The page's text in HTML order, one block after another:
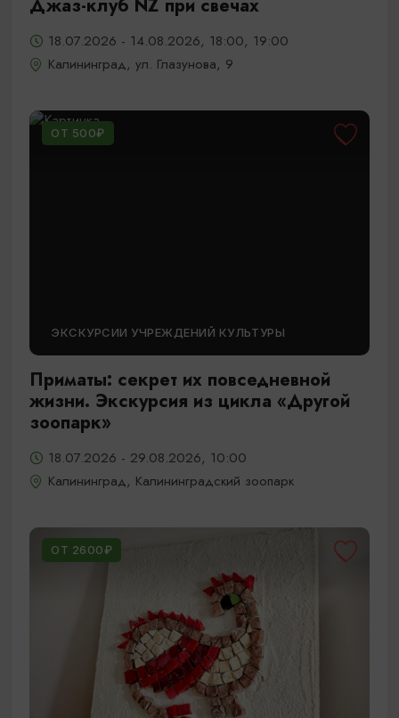
Джаз-клуб NZ при свечах
18.07.2026 - 14.08.2026, 18:00, 19:00
Калининград, ул. Глазунова, 9
ОТ 500₽
ЭКСКУРСИИ УЧРЕЖДЕНИЙ КУЛЬТУРЫ
Приматы: секрет их повседневной
жизни. Экскурсия из цикла «Другой
зоопарк»
18.07.2026 - 29.08.2026, 10:00
Калининград, Калининградский зоопарк
ОТ 2600₽